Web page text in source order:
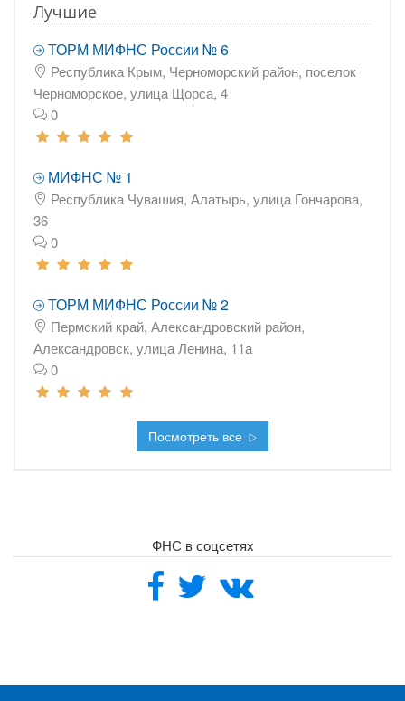
Лучшие
ТОРМ МИФНС России № 6
Республика Крым, Черноморский район, поселок
Черноморское, улица Щорса, 4
0
МИФНС № 1
Республика Чувашия, Алатырь, улица Гончарова,
36
0
ТОРМ МИФНС России № 2
Пермский край, Александровский район,
Александровск, улица Ленина, 11а
0
Посмотреть все
ФНС в соцсетях